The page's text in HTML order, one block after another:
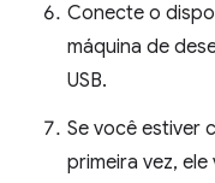
Conecte o
máquina de
USB.
Se você estiver
primeira vez,